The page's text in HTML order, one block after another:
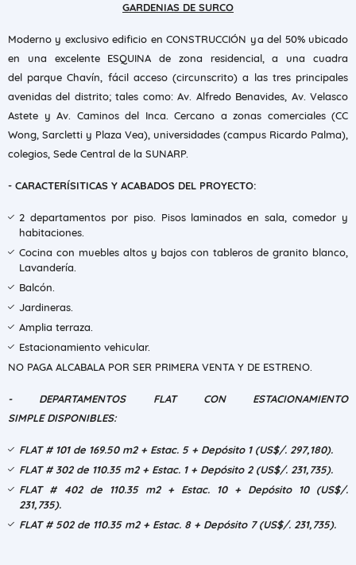
GARDENIAS DE SURCO
Moderno y exclusivo edificio en CONSTRUCCIÓN ya del 50% ubicado
en una excelente ESQUINA de zona residencial, a una cuadra
del parque Chavín, fácil acceso (circunscrito) a las tres principales
avenidas del distrito; tales como: Av. Alfredo Benavides, Av. Velasco
Astete y Av. Caminos del Inca. Cercano a zonas comerciales (CC
Wong, Sarcletti y Plaza Vea), universidades (campus Ricardo Palma),
colegios, Sede Central de la SUNARP.
- CARACTERÍSITICAS Y ACABADOS DEL PROYECTO:
2 departamentos por piso. Pisos laminados en sala, comedor y
habitaciones.
Cocina con muebles altos y bajos con tableros de granito blanco,
Lavandería.
Balcón.
Jardineras.
Amplia terraza.
Estacionamiento vehicular.
NO PAGA ALCABALA POR SER PRIMERA VENTA Y DE ESTRENO.
- DEPARTAMENTOS FLAT CON ESTACIONAMIENTO
SIMPLE DISPONIBLES:
FLAT # 101 de 169.50 m2 + Estac. 5 + Depósito 1 (US$/. 297,180).
FLAT # 302 de 110.35 m2 + Estac. 1 + Depósito 2 (US$/. 231,735).
FLAT # 402 de 110.35 m2 + Estac. 10 + Depósito 10 (US$/.
231,735).
FLAT # 502 de 110.35 m2 + Estac. 8 + Depósito 7 (US$/. 231,735).